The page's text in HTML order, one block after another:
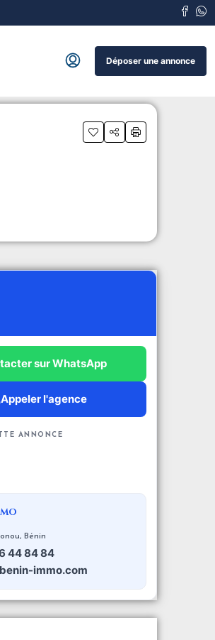
Déposer une annonce
sur WhatsApp
Appeler l'agence
ANNONCE
Bénin
44 84 84
immo.com